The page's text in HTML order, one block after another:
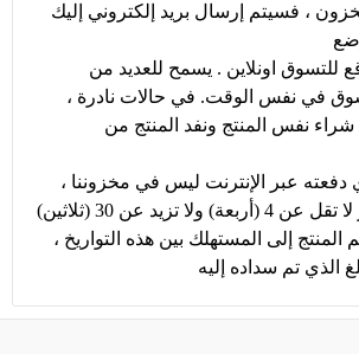
، فسيتم إرسال بريد إلكتروني إليك
للتسوق اونلاين . يسمح للعديد من
في نفس الوقت. في حالات نادرة ،
نفس المنتج ونفد المنتج من
دفعته عبر الإنترنت ليس في مخزوننا ،
فهناك فترة انتظار لا تقل عن 4 (أربعة) ولا تزيد عن 30 (ثلاثين)
المنتج إلى المستهلك بين هذه التواريخ ،